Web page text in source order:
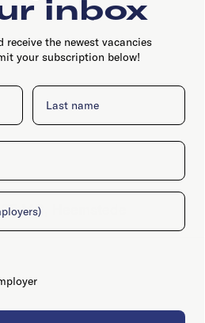
MC, Heemstede
inbox
receive the newest vacancies
your subscription below!
Last name